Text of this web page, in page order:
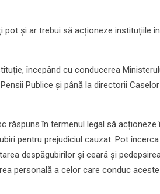
și ar trebui să acționeze instituțiile
începând cu conducerea
Publice și până la directorii Caselor
răspuns în termenul legal să acționeze
pentru prejudiciul cauzat. Pot
despăgubirilor și ceară și
personală a celor care conduc